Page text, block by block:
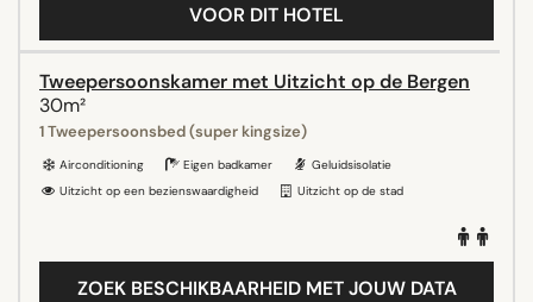
VOOR DIT HOTEL
Tweepersoonskamer met Uitzicht op de Bergen
30m²
1 Tweepersoonsbed (super kingsize)
Airconditioning Eigen badkamer
Geluidsisolatie
Uitzicht op een bezienswaardigheid
Uitzicht op de stad
ZOEK BESCHIKBAARHEID MET JOUW DATA